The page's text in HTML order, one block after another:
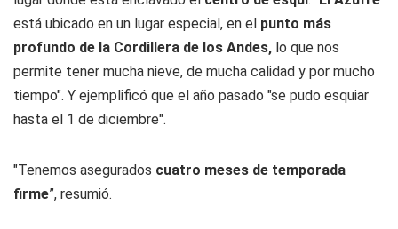
está ubicado en un lugar especial, en el punto más
profundo de la Cordillera de los Andes, lo que nos
permite tener mucha nieve, de mucha calidad y por mucho
tiempo". Y ejemplificó que el año pasado "se pudo esquiar
hasta el 1 de diciembre".
"Tenemos asegurados cuatro meses de temporada
firme”, resumió.